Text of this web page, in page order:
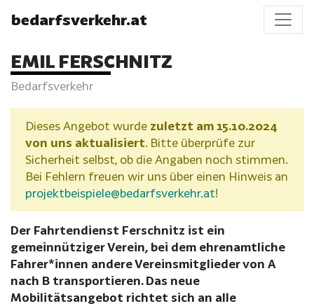
bedarfsverkehr.at
EMIL FERSCHNITZ
Bedarfsverkehr
Dieses Angebot wurde zuletzt am 15.10.2024
von uns aktualisiert. Bitte überprüfe zur
Sicherheit selbst, ob die Angaben noch stimmen.
Bei Fehlern freuen wir uns über einen Hinweis an
projektbeispiele@bedarfsverkehr.at!
Der Fahrtendienst Ferschnitz ist ein
gemeinnütziger Verein, bei dem ehrenamtliche
Fahrer*innen andere Vereinsmitglieder von A
nach B transportieren. Das neue
Mobilitätsangebot richtet sich an alle